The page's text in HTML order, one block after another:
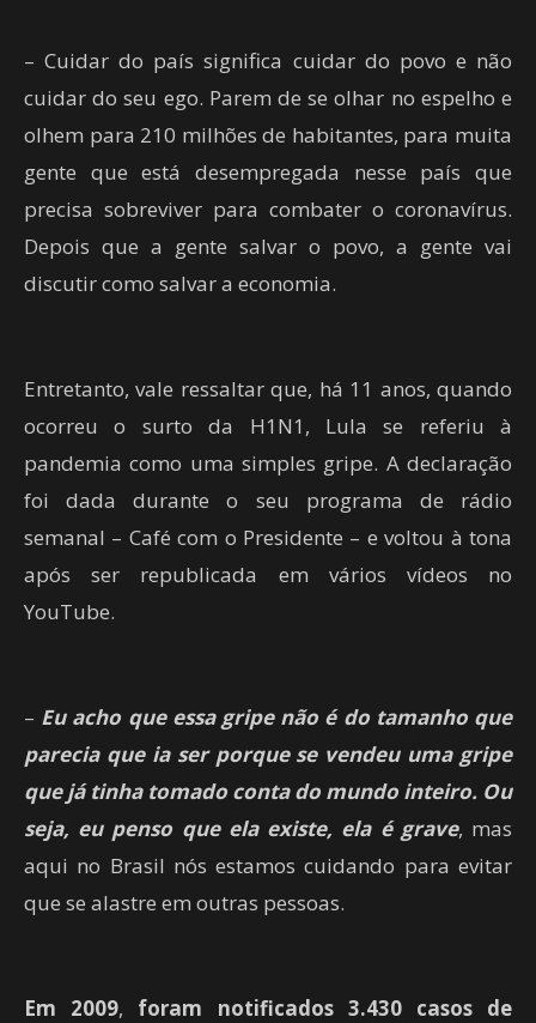
– Cuidar do país significa cuidar do povo e não
cuidar do seu ego. Parem de se olhar no espelho e
olhem para 210 milhões de habitantes, para muita
gente que está desempregada nesse país que
precisa sobreviver para combater o coronavírus.
Depois que a gente salvar o povo, a gente vai
discutir como salvar a economia.
Entretanto, vale ressaltar que, há 11 anos, quando
ocorreu o surto da H1N1, Lula se referiu à
pandemia como uma simples gripe. A declaração
foi dada durante o seu programa de rádio
semanal – Café com o Presidente – e voltou à tona
após ser republicada em vários vídeos no
YouTube.
– Eu acho que essa gripe não é do tamanho que
parecia que ia ser porque se vendeu uma gripe
que já tinha tomado conta do mundo inteiro. Ou
seja, eu penso que ela existe, ela é grave, mas
aqui no Brasil nós estamos cuidando para evitar
que se alastre em outras pessoas.
Em 2009, foram notificados 3.430 casos de